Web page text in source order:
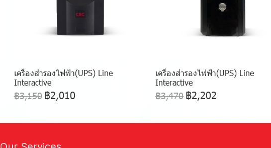
เครื่องสำรองไฟฟ้า(UPS) Line
Interactive
฿3,150 ฿2,010
เครื่องสำรองไฟฟ้า(UPS) Line
Interactive
฿3,470 ฿2,202